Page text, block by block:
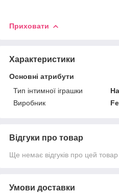
Приховати
Характеристики
Основні атрибути
Тип інтимної іграшки
Виробник
Відгуки про товар
Ще немає відгуків про цей товар
Умови доставки